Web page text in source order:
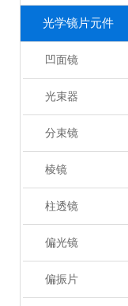
光学镜片元件
凹面镜
光束器
分束镜
棱镜
柱透镜
偏光镜
偏振片